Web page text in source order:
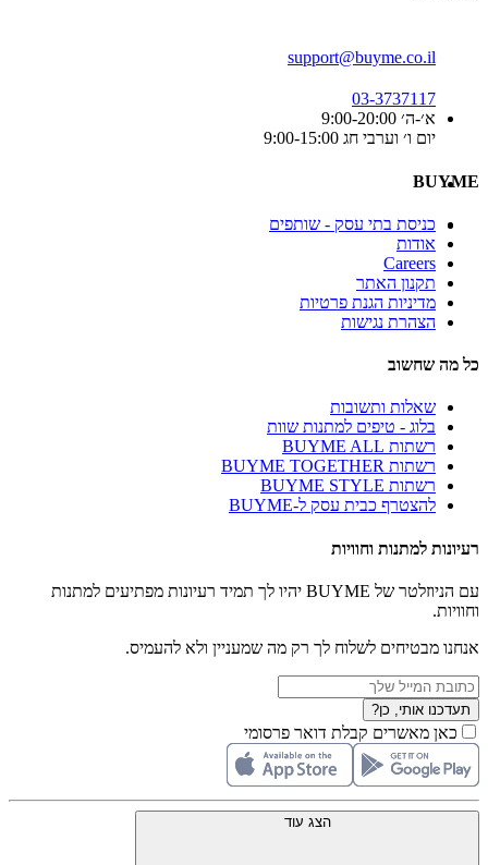
support@buyme.co.il
03-3737117
א׳-ה׳ 9:00-20:00
יום ו׳ וערבי חג 9:00-15:00
BUYME
כניסת בתי עסק - שותפים
אודות
Careers
תקנון האתר
מדיניות הגנת פרטיות
הצהרת נגישות
כל מה שחשוב
שאלות ותשובות
בלוג - טיפים למתנות שוות
רשתות BUYME ALL
רשתות BUYME TOGETHER
רשתות BUYME STYLE
להצטרף כבית עסק ל-BUYME
רעיונות למתנות וחוויות
עם הניוזלטר של BUYME יהיו לך תמיד רעיונות מפתיעים למתנות
וחוויות.
אנחנו מבטיחים לשלוח לך רק מה שמעניין ולא להעמיס.
תעדכנו אותי, כן?
כאן מאשרים קבלת דואר פרסומי
הצג עוד